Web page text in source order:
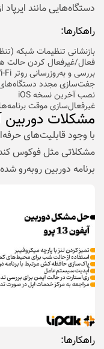
دستگاه‌هایی مانند
راهکارها:
بازنشانی تنظیمات شبکه
فعال/غیرفعال کردن حالت
بررسی و به‌روزرسانی روتر Wi-Fi
جفت‌سازی مجدد
نصب آخرین نسخه iOS
غیرفعال‌سازی موقت
مشکلات دوربین
با وجود قابلیت‌های
مشکلاتی مثل فوکوس
برنامه دوربین روبه‌رو
راهکارها: